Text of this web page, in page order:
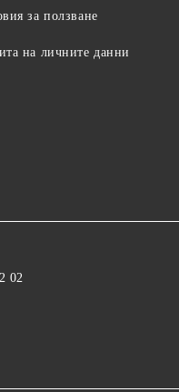
за ползване
на личните данни
02